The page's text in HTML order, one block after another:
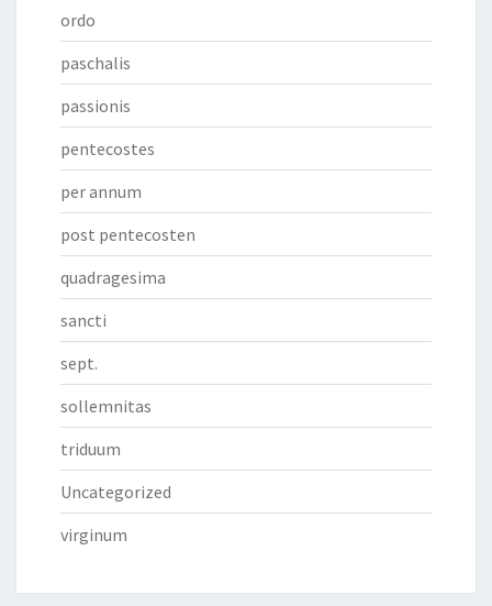
ordo
paschalis
passionis
pentecostes
per annum
post pentecosten
quadragesima
sancti
sept.
sollemnitas
triduum
Uncategorized
virginum